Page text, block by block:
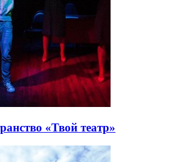
«Твой театр»